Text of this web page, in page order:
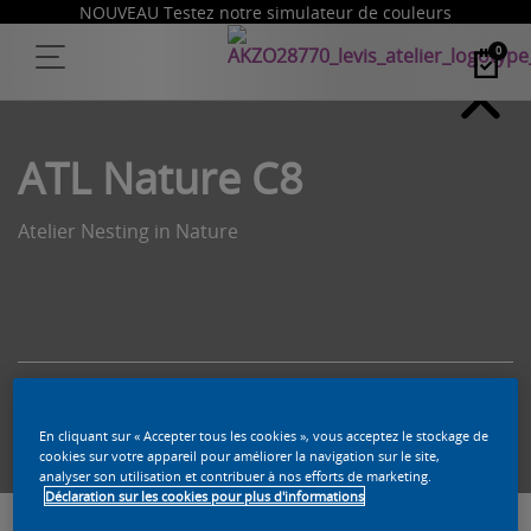
NOUVEAU Testez notre simulateur de couleurs
0
ATL Nature C8
Atelier Nesting in Nature
Trouvez un produit dans cette couleur
En cliquant sur « Accepter tous les cookies », vous acceptez le stockage de
cookies sur votre appareil pour améliorer la navigation sur le site,
analyser son utilisation et contribuer à nos efforts de marketing.
Déclaration sur les cookies pour plus d'informations